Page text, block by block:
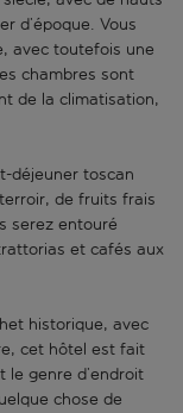
d’époque. Vous
avec toutefois une
chambres sont
de la climatisation,
déjeuner toscan
de fruits frais
serez entouré
et cafés aux
historique, avec
cet hôtel est fait
le genre d’endroit
chose de